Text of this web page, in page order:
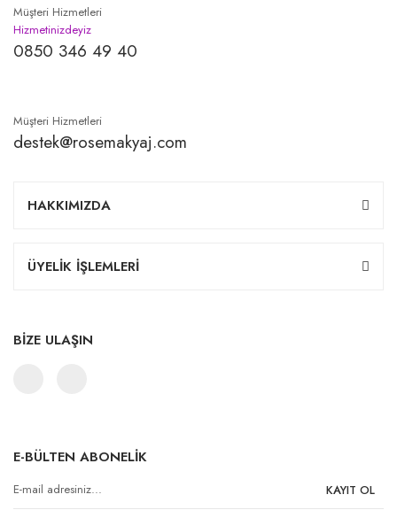
Müşteri Hizmetleri
Hizmetinizdeyiz
0850 346 49 40
Müşteri Hizmetleri
destek@rosemakyaj.com
HAKKIMIZDA
ÜYELİK İŞLEMLERİ
BİZE ULAŞIN
E-BÜLTEN ABONELİK
KAYIT OL